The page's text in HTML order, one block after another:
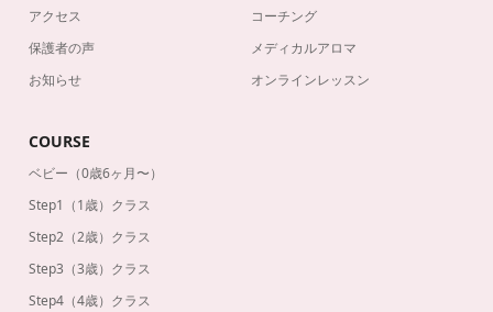
アクセス
保護者の声
お知らせ
コーチング
メディカルアロマ
オンラインレッスン
COURSE
ベビー（0歳6ヶ月〜）
Step1（1歳）クラス
Step2（2歳）クラス
Step3（3歳）クラス
Step4（4歳）クラス